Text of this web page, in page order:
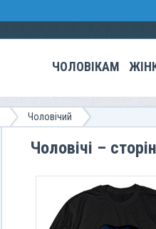
ЧОЛОВІКАМ
Чоловічий
Чоловічі –